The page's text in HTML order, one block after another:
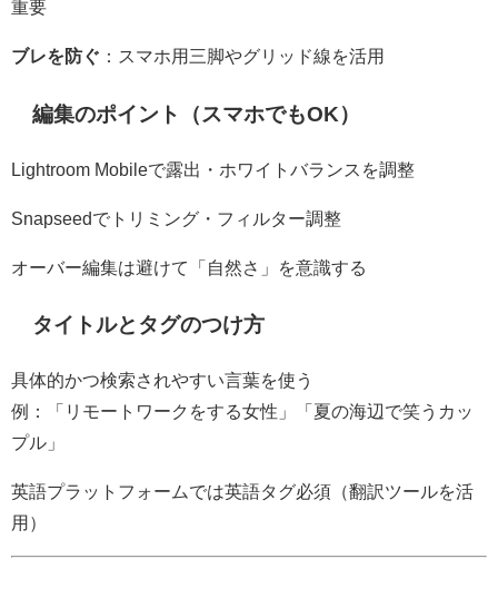
重要
ブレを防ぐ ：スマホ用三脚やグリッド線を活用
編集のポイント（スマホでもOK）
Lightroom Mobileで露出・ホワイトバランスを調整
Snapseedでトリミング・フィルター調整
オーバー編集は避けて「自然さ」を意識する
タイトルとタグのつけ方
具体的かつ検索されやすい言葉を使う
例：「リモートワークをする女性」「夏の海辺で笑うカッ
プル」
英語プラットフォームでは英語タグ必須（翻訳ツールを活
用）